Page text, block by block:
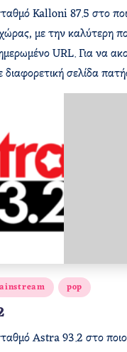
Kalloni 87.5 στο
με την καλύτερη
URL. Για να
διαφορετική σελίδα
pop
Astra 93.2 στο ποιο